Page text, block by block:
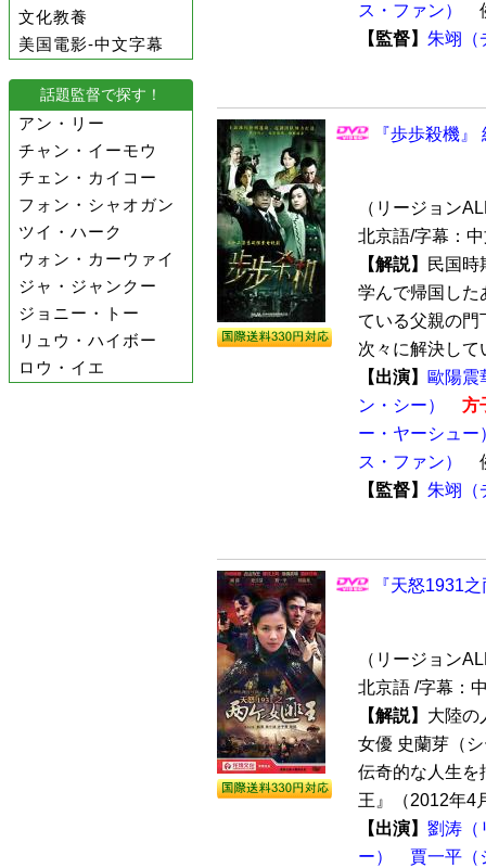
文化教養
美国電影-中文字幕
話題監督で探す！
アン・リー
チャン・イーモウ
チェン・カイコー
フォン・シャオガン
ツイ・ハーク
ウォン・カーウァイ
ジャ・ジャンクー
ジョニー・トー
リュウ・ハイボー
ロウ・イエ
ス・ファン）
【監督】 朱翊（
『歩歩殺機
（リージョン
北京語/字幕：
【解説】
民国時
学んで帰国した
ている父親の門
次々に解決して
【出演】
歐陽震
ン・シー）
方
ー・ヤーシュー
ス・ファン）
【監督】 朱翊（
『天怒1931
（リージョン
北京語 /字幕：
【解説】 大陸の
女優 史蘭芽（
伝奇的な人生を
王』（2012年4
【出演】 劉涛（
ー）
賈一平（